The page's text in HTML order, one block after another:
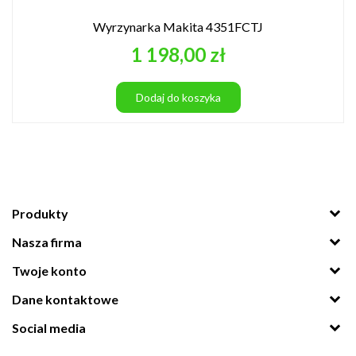
Wyrzynarka Makita 4351FCTJ
Cena
1 198,00 zł
Dodaj do koszyka
Produkty
Nasza firma
Twoje konto
Dane kontaktowe
Social media